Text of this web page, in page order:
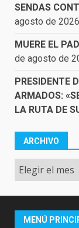
SENDAS
agosto de 2026
MUERE EL
de agosto de
PRESIDENTE
ARMADOS:
LA RUTA DE
ARCHIVO
Archivo
MENÚ